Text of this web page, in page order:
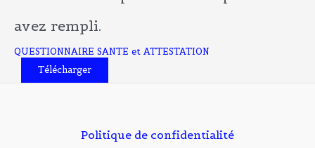
avez rempli.
QUESTIONNAIRE SANTE et ATTESTATION
Télécharger
Politique de confidentialité